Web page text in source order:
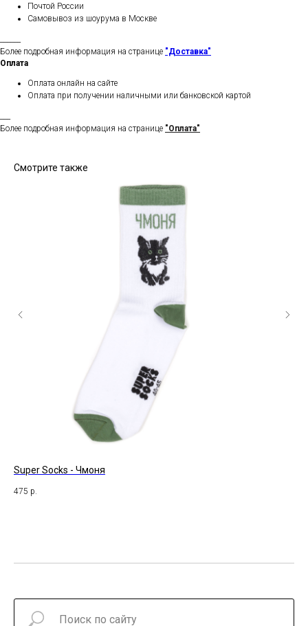
Почтой России
Самовывоз из шоурума в Москве
Более подробная информация на странице "Доставка"
Оплата
Оплата онлайн на сайте
Оплата при получении наличными или банковской картой
Более подробная информация на странице "Оплата"
Смотрите также
Super Socks - Чмоня
475 р.